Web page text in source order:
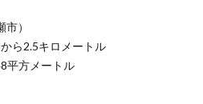
）
ら2.5キロメートル
平方メートル